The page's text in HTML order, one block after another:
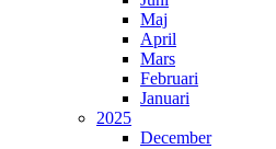
Maj
April
Mars
Februari
Januari
2025
December